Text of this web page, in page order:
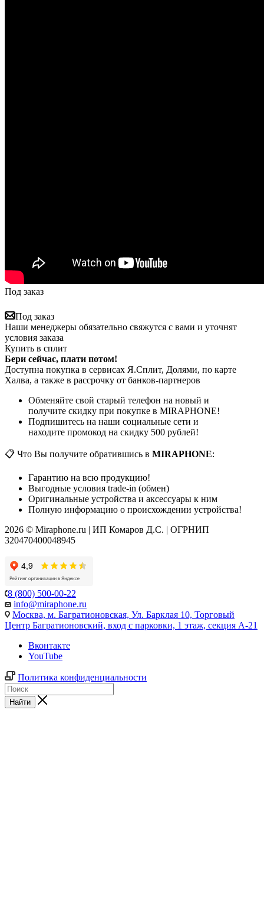
Под заказ
Под заказ
Наши менеджеры обязательно свяжутся с вами и уточнят
условия заказа
Купить в сплит
Бери сейчас, плати потом!
Доступна покупка в сервисах Я.Сплит, Долями, по карте
Халва, а также в рассрочку от банков-партнеров
Обменяйте свой старый телефон на новый и
получите скидку при покупке в MIRAPHONE!
Подпишитесь на наши социальные сети и
находите промокод на скидку 500 рублей!
📋 Что Вы получите обратившись в MIRAPHONE:
Гарантию на всю продукцию!
Выгодные условия trade-in (обмен)
Оригинальные устройства и аксессуары к ним
Полную информацию о происхождении устройства!
2026 © Miraphone.ru | ИП Комаров Д.С. | ОГРНИП
320470400048945
8 (800) 500-00-22
info@miraphone.ru
Москва, м. Багратионовская, Ул. Барклая 10, Торговый
Центр Багратионовский, вход с парковки, 1 этаж, секция А-21
Вконтакте
YouTube
Политика конфиденциальности
Найти